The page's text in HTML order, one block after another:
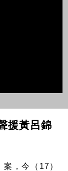
援黃呂錦
，今（17）